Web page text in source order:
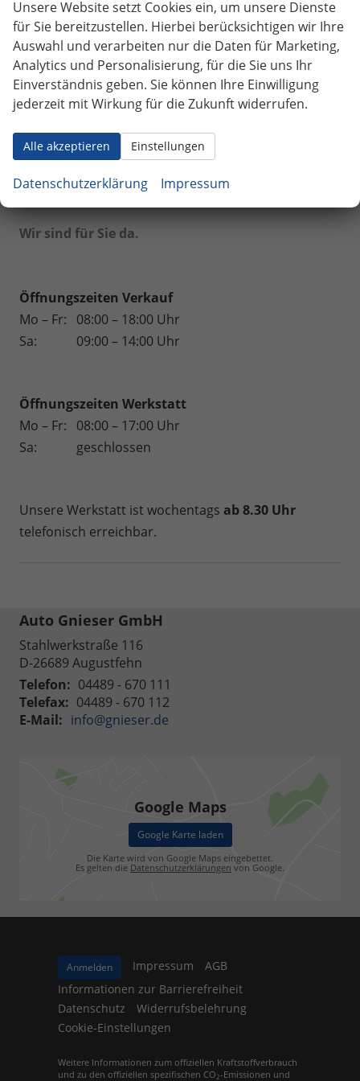
Volkswagen
Volvo
Weinsberg
Anmelden
Wir sind für Sie da.
Öffnungszeiten Verkauf
Mo – Fr: 08:00 – 18:00 Uhr
Sa:
09:00 – 14:00 Uhr
Öffnungszeiten Werkstatt
Mo – Fr: 08:00 – 17:00 Uhr
Sa:
geschlossen
Unsere Werkstatt ist wochentags ab 8.30 Uhr
telefonisch erreichbar.
Auto Gnieser GmbH
Stahlwerkstraße 116
D-26689 Augustfehn
Telefon: 04489 - 670 111
Telefax: 04489 - 670 112
E-Mail: info@gnieser.de
Google Maps
Google Karte laden
Die Karte wird von Google Maps eingebettet.
Es gelten die Datenschutzerklärungen von Google.
Anmelden Impressum
AGB
Informationen zur Barrierefreiheit
Datenschutz
Widerrufsbelehrung
Cookie-Einstellungen
Weitere Informationen zum offiziellen Kraftstoffverbrauch
und zu den offiziellen spezifischen CO2-Emissionen und
Unsere Website setzt Cookies ein, um unsere Dienste
für Sie bereitzustellen. Hierbei berücksichtigen wir Ihre
Auswahl und verarbeiten nur die Daten für Marketing,
Analytics und Personalisierung, für die Sie uns Ihr
Einverständnis geben. Sie können Ihre Einwilligung
jederzeit mit Wirkung für die Zukunft widerrufen.
Alle akzeptieren Einstellungen
Datenschutzerklärung Impressum